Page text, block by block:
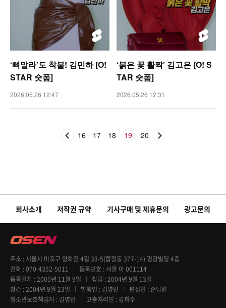
‘뼈말라’도 착붙! 김민하 [O!
STAR 숏폼]
2026.05.26 12:47
‘붉은 꽃 활짝’ 김고은 [O! S
TAR 숏폼]
2026.05.26 12:31
16 17 18 19 20
회사소개 저작권 규약 기사구매 및 제휴문의 광고문의
주소
서울시 마포구 양화진 4길 33-5(합정동 377-14) 평강빌딩 4층
전화 070-4352-5011 등록번호
서울 아 001114
등록일자 2005년 11월 9일 창립 2004년 9월 13일
창간 2004년 9월 23일 발행인 김영민 편집인
손남원
청소년보호책임자 김영민 고충처리인 강희수